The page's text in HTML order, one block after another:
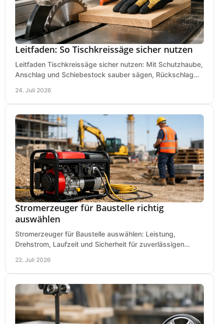
Leitfaden: So Tischkreissäge sicher nutzen
Leitfaden Tischkreissäge sicher nutzen: Mit Schutzhaube,
Anschlag und Schiebestock sauber sägen, Rückschlag
24. Juli 2026
Stromerzeuger für Baustelle richtig
auswählen
Stromerzeuger für Baustelle auswählen: Leistung,
Drehstrom, Laufzeit und Sicherheit für zuverlässigen
22. Juli 2026